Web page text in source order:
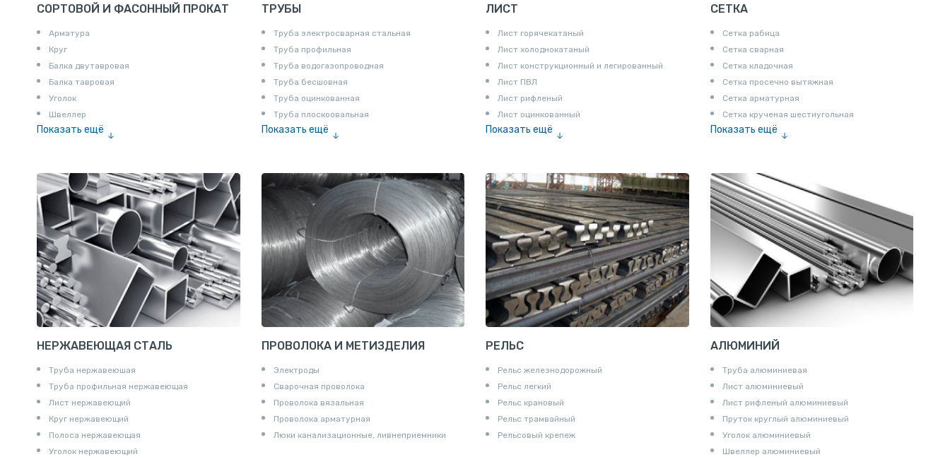
СОРТОВОЙ И ФАСОННЫЙ ПРОКАТ
Арматура
Круг
Балка двутавровая
Балка тавровая
Уголок
Швеллер
Показать ещё
Катанка
Шестигранник
Полособульб
Полукруг
Шпунт Ларсена
ТРУБЫ
Труба электросварная стальная
Труба профильная
Труба водогазопроводная
Труба бесшовная
Труба оцинкованная
Труба плоскоовальная
Показать ещё
ЛИСТ
Лист горячекатаный
Лист холоднокатаный
Лист конструкционный и легированный
Лист ПВЛ
Лист рифленый
Лист оцинкованный
Показать ещё
СЕТКА
Сетка рабица
Сетка сварная
Сетка кладочная
Сетка просечно вытяжная
Сетка арматурная
Сетка крученая шестиугольная
Показать ещё
НЕРЖАВЕЮЩАЯ СТАЛЬ
Труба нержавеюшая
Труба профильная нержавеющая
Лист нержавеющий
Круг нержавеющий
Полоса нержавеющая
Уголок нержавеющий
ПРОВОЛОКА И МЕТИЗДЕЛИЯ
Электроды
Сварочная проволока
Проволока вязальная
Проволока арматурная
Люки канализационные, ливнеприемники
РЕЛЬС
Рельс железнодорожный
Рельс легкий
Рельс крановый
Рельс трамвайный
Рельсовый крепеж
АЛЮМИНИЙ
Труба алюминиевая
Лист алюминиевый
Лист рифленый алюминиевый
Пруток круглый алюминиевый
Уголок алюминиевый
Швеллер алюминиевый